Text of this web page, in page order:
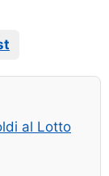
al Lotto